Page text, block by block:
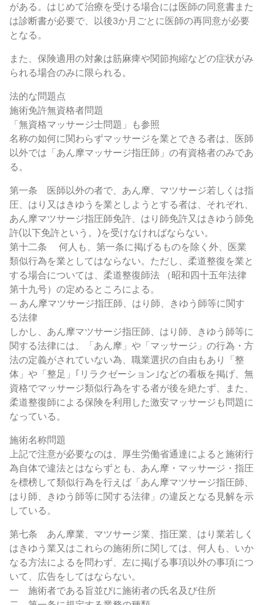
がある。はじめて治療を受ける場合には医師の同意書また
は診断書が必要で、以後3か月ごとに医師の再同意が必要
となる。
また、保険適用の対象は筋麻痺や関節拘縮などの症状がみ
られる場合のみに限られる。
法的な問題点
施術免許無資格者問題
「無資格マッサージ士問題」も参照
名称の如何に関わらずマッサージを業とできる者は、医師
以外では「あん摩マッサージ指圧師」の有資格者のみであ
る。
第一条 医師以外の者で、あん摩、マツサージ若しくは指
圧、はり又はきゆうを業としようとする者は、それぞれ、
あん摩マツサージ指圧師免許、はり師免許又はきゆう師免
許(以下免許という。)を受けなければならない。
第十二条 何人も、第一条に掲げるものを除く外、医業
類似行為を業としてはならない。ただし、柔道整復を業と
する場合については、柔道整復師法 （昭和四十五年法律
第十九号）の定めるところによる。
— あん摩マツサージ指圧師、はり師、きゆう師等に関す
る法律
しかし、あん摩マツサージ指圧師、はり師、きゆう師等に
関する法律には、「あん摩」や「マッサージ」の行為・方
法の定義がされていない為、職業選択の自由もあり「整
体」や「整足」｢リラクゼーション｣などの看板を掲げ、無
資格でマッサージ類似行為をする者が後を絶たず、また、
柔道整復師による保険を利用した激安マッサージも問題に
なっている。
施術名称問題
上記で注意が必要なのは、厚生労働省通達によると施術行
為自体で違法とはならずとも、あん摩・マッサージ・指圧
を標榜して類似行為を行えば「あん摩マツサージ指圧師、
はり師、きゆう師等に関する法律」の違反となる見解を示
している。
第七条 あん摩業、マツサージ業、指圧業、はり業若しく
はきゆう業又はこれらの施術所に関しては、何人も、いか
なる方法によるを問わず、左に掲げる事項以外の事項につ
いて、広告をしてはならない。
一 施術者である旨並びに施術者の氏名及び住所